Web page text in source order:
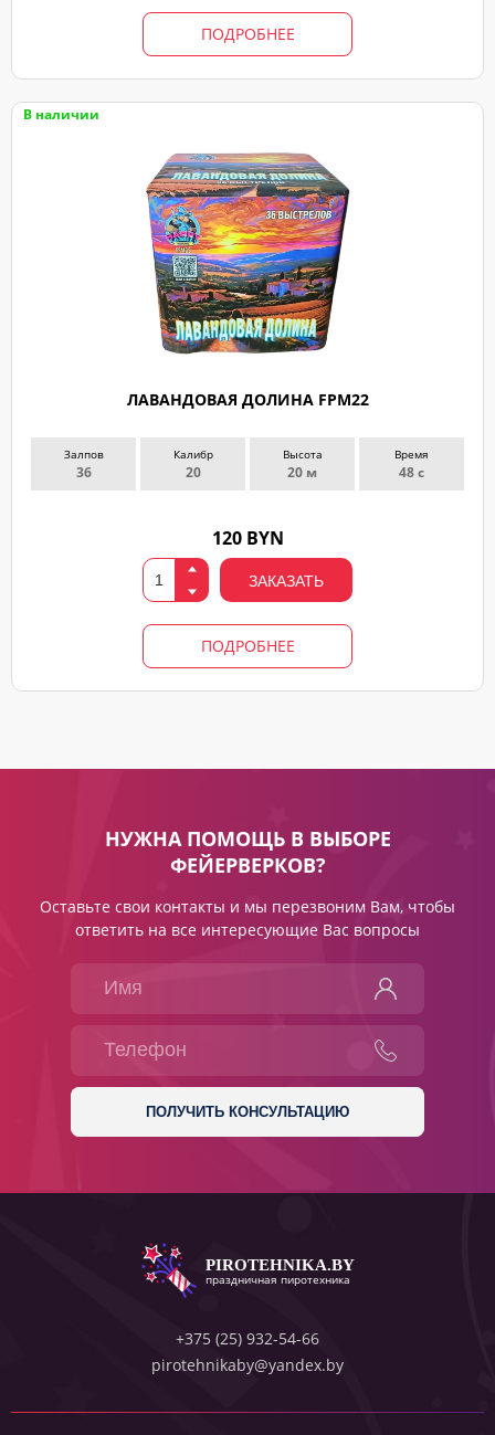
ПОДРОБНЕЕ
В наличии
ЛАВАНДОВАЯ ДОЛИНА FPM22
Залпов
36
Калибр
20
Высота
20 м
Время
48 с
120 BYN
ЗАКАЗАТЬ
ПОДРОБНЕЕ
НУЖНА ПОМОЩЬ В ВЫБОРЕ
ФЕЙЕРВЕРКОВ?
Оставьте свои контакты и мы перезвоним Вам, чтобы
ответить на все интересующие Вас вопросы
PIROTEHNIKA.BY
праздничная пиротехника
+375 (25) 932-54-66
pirotehnikaby@yandex.by